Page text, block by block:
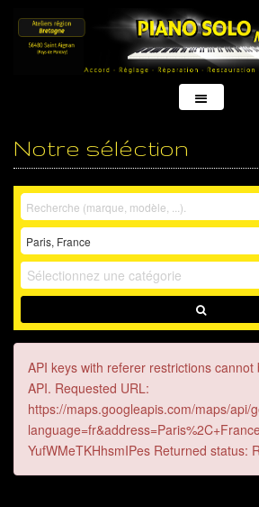
Notre séléction
API keys with referer restrictions cannot
API. Requested URL:
https://maps.googleapis.com/maps/api/
YufWMeTKHhsmIPes Returned status: